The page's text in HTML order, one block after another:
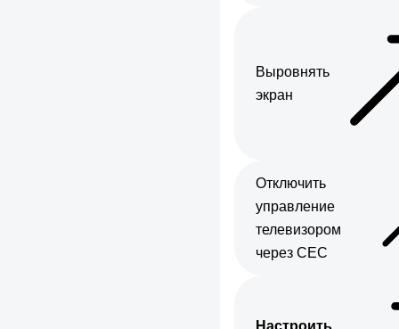
Выровнять
экран
Отключить
управление
телевизором
через CEC
Настроить